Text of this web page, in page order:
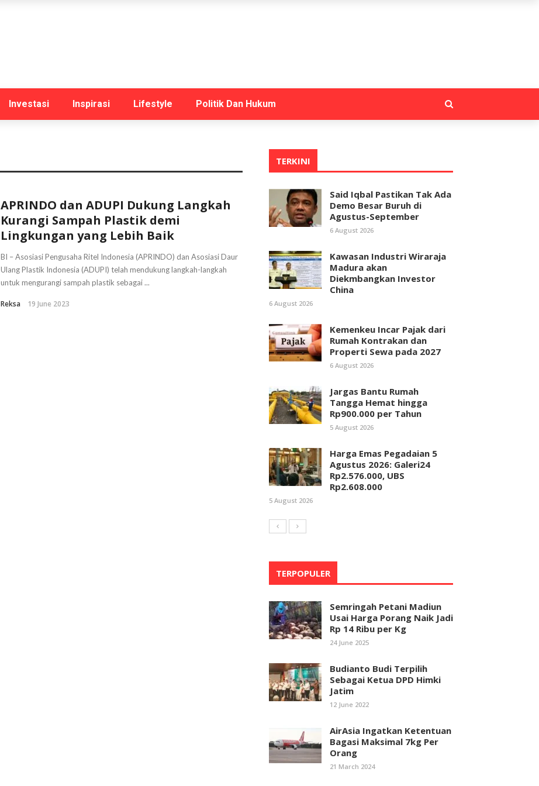
Investasi Inspirasi Lifestyle Politik Dan Hukum
APRINDO dan ADUPI Dukung Langkah
Kurangi Sampah Plastik demi
Lingkungan yang Lebih Baik
BI – Asosiasi Pengusaha Ritel Indonesia (APRINDO) dan Asosiasi Daur
Ulang Plastik Indonesia (ADUPI) telah mendukung langkah-langkah
untuk mengurangi sampah plastik sebagai ...
Reksa 19 June 2023
TERKINI
Said Iqbal Pastikan Tak Ada
Demo Besar Buruh di
Agustus-September
6 August 2026
Kawasan Industri Wiraraja
Madura akan
Diekmbangkan Investor
China
6 August 2026
Kemenkeu Incar Pajak dari
Rumah Kontrakan dan
Properti Sewa pada 2027
6 August 2026
Jargas Bantu Rumah
Tangga Hemat hingga
Rp900.000 per Tahun
5 August 2026
Harga Emas Pegadaian 5
Agustus 2026: Galeri24
Rp2.576.000, UBS
Rp2.608.000
5 August 2026
TERPOPULER
Semringah Petani Madiun
Usai Harga Porang Naik Jadi
Rp 14 Ribu per Kg
24 June 2025
Budianto Budi Terpilih
Sebagai Ketua DPD Himki
Jatim
12 June 2022
AirAsia Ingatkan Ketentuan
Bagasi Maksimal 7kg Per
Orang
21 March 2024